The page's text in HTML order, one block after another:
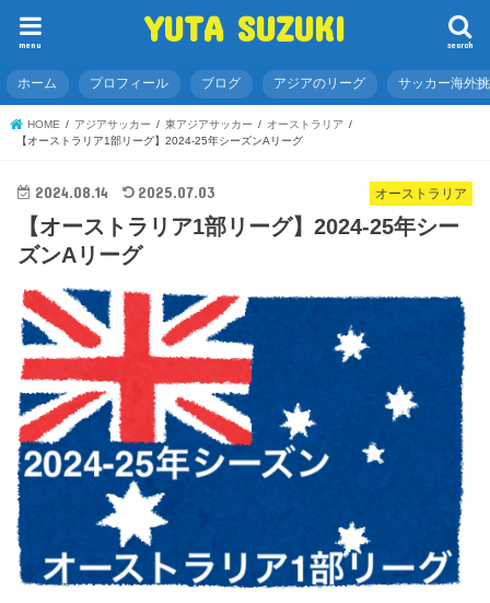
YUTA SUZUKI search
menu
ホーム プロフィール ブログ アジアのリーグ サッカー海外
HOME アジアサッカー 東アジアサッカー
オーストラリア
【オーストラリア1部リーグ】2024-25年シーズンAリーグ
オーストラリア
2024.08.14 2025.07.03
【オーストラリア1部リーグ】2024-25年シー
ズンAリーグ